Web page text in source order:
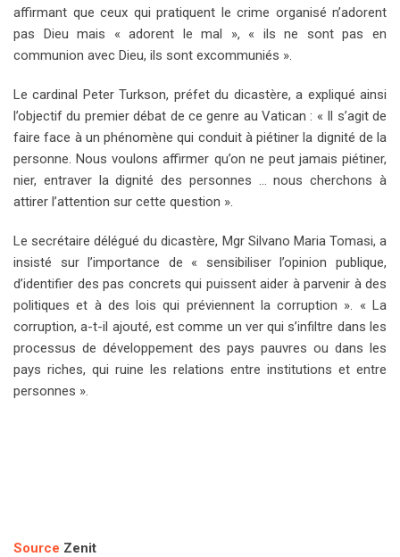
affirmant que ceux qui pratiquent le crime organisé n’adorent
pas Dieu mais « adorent le mal », « ils ne sont pas en
communion avec Dieu, ils sont excommuniés ».
Le cardinal Peter Turkson, préfet du dicastère, a expliqué ainsi
l’objectif du premier débat de ce genre au Vatican : « Il s’agit de
faire face à un phénomène qui conduit à piétiner la dignité de la
personne. Nous voulons affirmer qu’on ne peut jamais piétiner,
nier, entraver la dignité des personnes … nous cherchons à
attirer l’attention sur cette question ».
Le secrétaire délégué du dicastère, Mgr Silvano Maria Tomasi, a
insisté sur l’importance de « sensibiliser l’opinion publique,
d’identifier des pas concrets qui puissent aider à parvenir à des
politiques et à des lois qui préviennent la corruption ». « La
corruption, a-t-il ajouté, est comme un ver qui s’infiltre dans les
processus de développement des pays pauvres ou dans les
pays riches, qui ruine les relations entre institutions et entre
personnes ».
Source Zenit